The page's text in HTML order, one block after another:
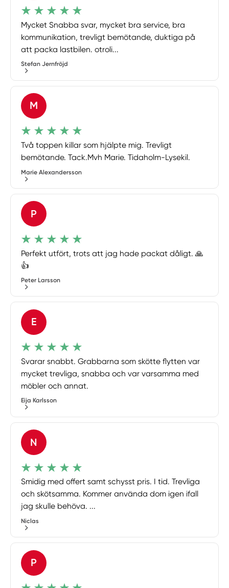
Mycket Snabba svar, mycket bra service, bra
kommunikation, trevligt bemötande, duktiga på
att packa lastbilen. otroli...
Stefan Jernfröjd
M
Två toppen killar som hjälpte mig. Trevligt
bemötande. Tack.Mvh Marie. Tidaholm-Lysekil.
Marie Alexandersson
P
Perfekt utfört, trots att jag hade packat dåligt. 🙏
👍
Peter Larsson
E
Svarar snabbt. Grabbarna som skötte flytten var
mycket trevliga, snabba och var varsamma med
möbler och annat.
Eija Karlsson
N
Smidig med offert samt schysst pris. I tid. Trevliga
och skötsamma. Kommer använda dom igen ifall
jag skulle behöva. ...
Niclas
P